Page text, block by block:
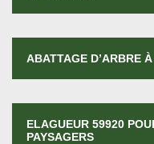
ABATTAGE D’ARBRE
ELAGUEUR 59920
PAYSAGERS